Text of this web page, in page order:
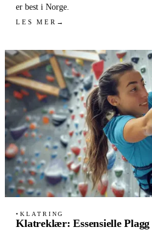
er best i Norge.
LES MER →
● KLATRING
Klatreklær: Essensielle